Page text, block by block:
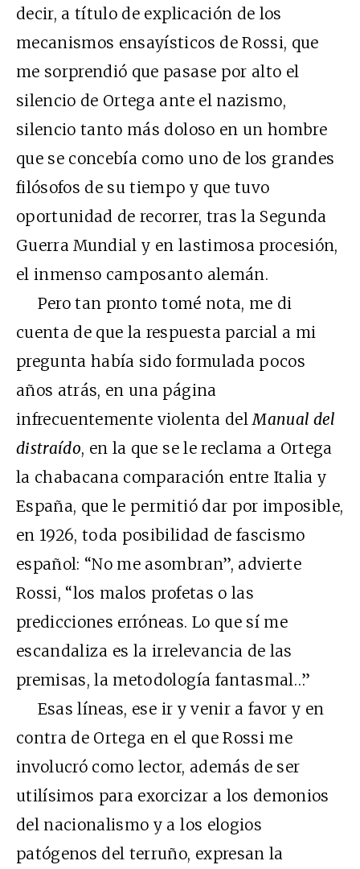
decir, a título de explicación de los
mecanismos ensayísticos de Rossi, que
me sorprendió que pasase por alto el
silencio de Ortega ante el nazismo,
silencio tanto más doloso en un hombre
que se concebía como uno de los grandes
filósofos de su tiempo y que tuvo
oportunidad de recorrer, tras la Segunda
Guerra Mundial y en lastimosa procesión,
el inmenso camposanto alemán.
Pero tan pronto tomé nota, me di
cuenta de que la respuesta parcial a mi
pregunta había sido formulada pocos
años atrás, en una página
infrecuentemente violenta delManual del
distraído, en la que se le reclama a Ortega
la chabacana comparación entre Italia y
España, que le permitió dar por imposible,
en 1926, toda posibilidad de fascismo
español: “No me asombran”, advierte
Rossi, “los malos profetas o las
predicciones erróneas. Lo que sí me
escandaliza es la irrelevancia de las
premisas, la metodología fantasmal…”
Esas líneas, ese ir y venir a favor y en
contra de Ortega en el que Rossi me
involucró como lector, además de ser
utilísimos para exorcizar a los demonios
del nacionalismo y a los elogios
patógenos del terruño, expresan la